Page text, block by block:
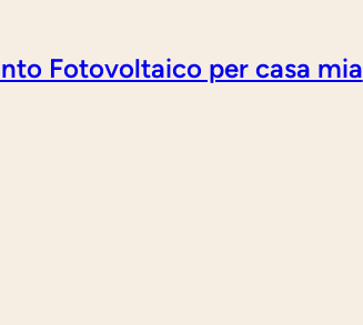
Fotovoltaico per casa mia